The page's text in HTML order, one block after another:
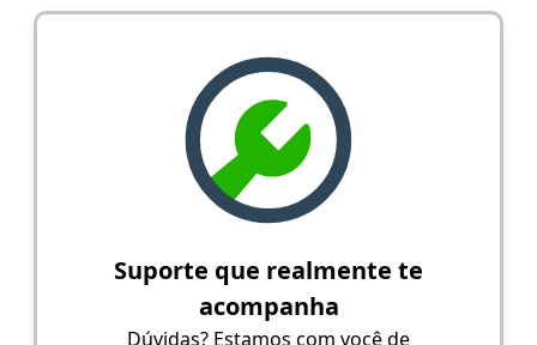
Suporte que realmente te
acompanha
Dúvidas? Estamos com você de